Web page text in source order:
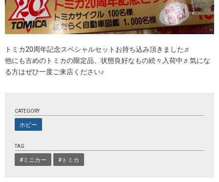
トミカ20周年記念スペシャルセットお持ち込み頂きました♬
他にも古めのトミカの限定品、状態良好なもの続々入荷中♬気にな
る方はぜひ一度ご来店ください♪
CATEGORY
ホビー
TAG
#ミニカー #トミカ